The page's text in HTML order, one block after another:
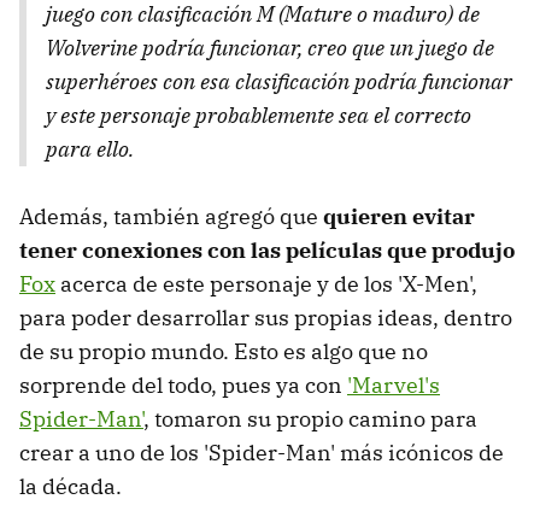
juego con clasificación M (Mature o maduro) de
Wolverine podría funcionar, creo que un juego de
superhéroes con esa clasificación podría funcionar
y este personaje probablemente sea el correcto
para ello.
Además, también agregó que quieren evitar
tener conexiones con las películas que produjo
Fox acerca de este personaje y de los 'X-Men',
para poder desarrollar sus propias ideas, dentro
de su propio mundo. Esto es algo que no
sorprende del todo, pues ya con 'Marvel's
Spider-Man', tomaron su propio camino para
crear a uno de los 'Spider-Man' más icónicos de
la década.